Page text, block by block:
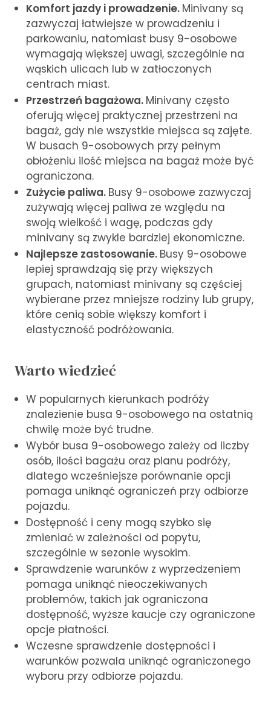
Komfort jazdy i prowadzenie. Minivany są
zazwyczaj łatwiejsze w prowadzeniu i
parkowaniu, natomiast busy 9-osobowe
wymagają większej uwagi, szczególnie na
wąskich ulicach lub w zatłoczonych
centrach miast.
Przestrzeń bagażowa. Minivany często
oferują więcej praktycznej przestrzeni na
bagaż, gdy nie wszystkie miejsca są zajęte.
W busach 9-osobowych przy pełnym
obłożeniu ilość miejsca na bagaż może być
ograniczona.
Zużycie paliwa. Busy 9-osobowe zazwyczaj
zużywają więcej paliwa ze względu na
swoją wielkość i wagę, podczas gdy
minivany są zwykle bardziej ekonomiczne.
Najlepsze zastosowanie. Busy 9-osobowe
lepiej sprawdzają się przy większych
grupach, natomiast minivany są częściej
wybierane przez mniejsze rodziny lub grupy,
które cenią sobie większy komfort i
elastyczność podróżowania.
Warto wiedzieć
W popularnych kierunkach podróży
znalezienie busa 9-osobowego na ostatnią
chwilę może być trudne.
Wybór busa 9-osobowego zależy od liczby
osób, ilości bagażu oraz planu podróży,
dlatego wcześniejsze porównanie opcji
pomaga uniknąć ograniczeń przy odbiorze
pojazdu.
Dostępność i ceny mogą szybko się
zmieniać w zależności od popytu,
szczególnie w sezonie wysokim.
Sprawdzenie warunków z wyprzedzeniem
pomaga uniknąć nieoczekiwanych
problemów, takich jak ograniczona
dostępność, wyższe kaucje czy ograniczone
opcje płatności.
Wczesne sprawdzenie dostępności i
warunków pozwala uniknąć ograniczonego
wyboru przy odbiorze pojazdu.